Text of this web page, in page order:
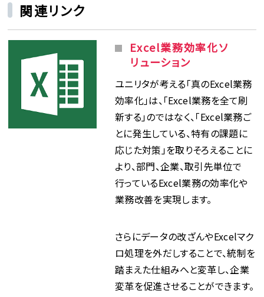
関連リンク
Excel業務効率化ソ
リューション
ユニリタが考える「真のExcel業務
効率化」は、「Excel業務を全て刷
新する」のではなく、「Excel業務ご
とに発生している、特有の課題に
応じた対策」を取りそろえることに
より、部門、企業、取引先単位で
行っているExcel業務の効率化や
業務改善を実現します。
さらにデータの改ざんやExcelマク
ロ処理を外だしすることで、統制を
踏まえた仕組みへと変革し、企業
変革を促進させることができます。